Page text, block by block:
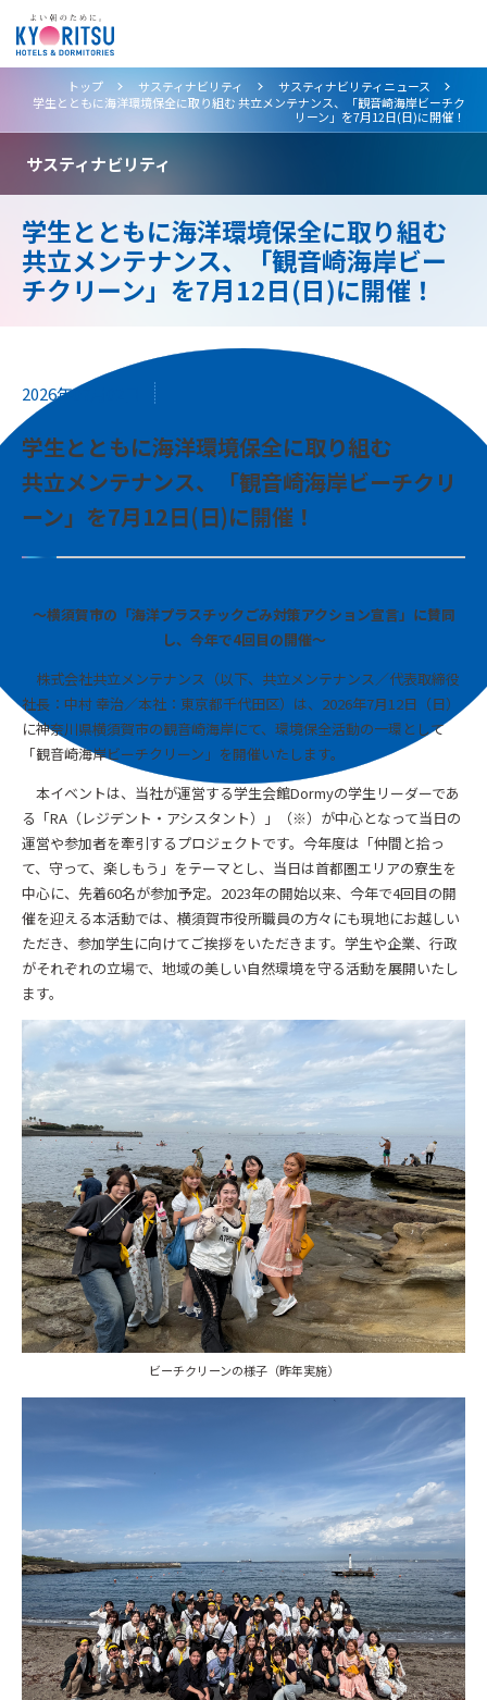
トップ >
サスティナビリティ >
サスティナビリティニュース
学生とともに海洋環境保全に取り組む 共立メンテナンス、「観音崎海岸ビーチク
リーン」を7月12日(日)に開催！
サスティナビリティ
学生とともに海洋環境保全に取り組む
共立メンテナンス、「観音崎海岸ビー
チクリーン」を7月12日(日)に開催！
2026年07月02日
学生とともに海洋環境保全に取り組む
共立メンテナンス、「観音崎海岸ビーチクリ
ーン」を7月12日(日)に開催！
～横須賀市の「海洋プラスチックごみ対策アクション宣言」に賛同
し、今年で4回目の開催～
株式会社共立メンテナンス（以下、共立メンテナンス／代表取締役
社長：中村 幸治／本社：東京都千代田区）は、2026年7月12日（日）
に神奈川県横須賀市の観音崎海岸にて、環境保全活動の一環として
「観音崎海岸ビーチクリーン」を開催いたします。
本イベントは、当社が運営する学生会館Dormyの学生リーダーであ
る「RA（レジデント・アシスタント）」（※）が中心となって当日の
運営や参加者を牽引するプロジェクトです。今年度は「仲間と拾っ
て、守って、楽しもう」をテーマとし、当日は首都圏エリアの寮生を
中心に、先着60名が参加予定。2023年の開始以来、今年で4回目の開
催を迎える本活動では、横須賀市役所職員の方々にも現地にお越しい
ただき、参加学生に向けてご挨拶をいただきます。学生や企業、行政
がそれぞれの立場で、地域の美しい自然環境を守る活動を展開いたし
ます。
ビーチクリーンの様子（昨年実施）